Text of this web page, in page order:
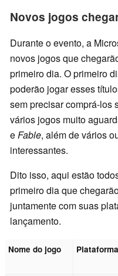
Novos jogos
Durante o evento, a
novos jogos que
primeiro dia. O primeiro
poderão jogar esses
sem precisar comprá-los
vários jogos muito
eFable, além de vários
interessantes.
Dito isso, aqui estão
primeiro dia que
juntamente com suas
lançamento.
Nome do jogo